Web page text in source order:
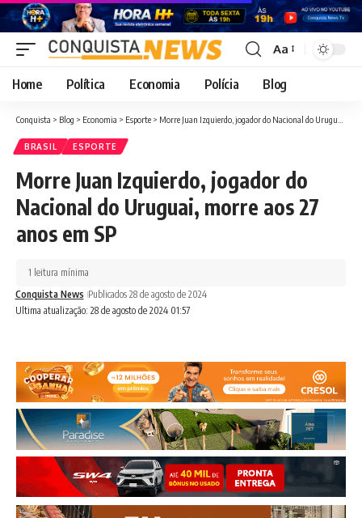
Font
Resizer
Aa
Home Política Economia Polícia Blog
Conquista > Blog > Economia > Esporte > Morre Juan Izquierdo, jogador do Nacional do Uruguai, morre aos 27 anos em SP
BRASIL ESPORTE
Morre Juan Izquierdo, jogador do
Nacional do Uruguai, morre aos 27
anos em SP
Ultima atualização: 28 de agosto de 2024 01:57
Conquista News Publicados 28 de agosto de 2024
1 leitura mínima